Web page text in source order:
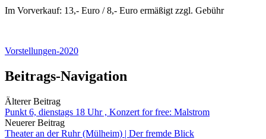
Im Vorverkauf: 13,- Euro / 8,- Euro ermäßigt zzgl. Gebühr
Vorstellungen-2020
Beitrags-Navigation
Älterer Beitrag
Punkt 6, dienstags 18 Uhr , Konzert for free: Malstrom
Neuerer Beitrag
Theater an der Ruhr (Mülheim) | Der fremde Blick